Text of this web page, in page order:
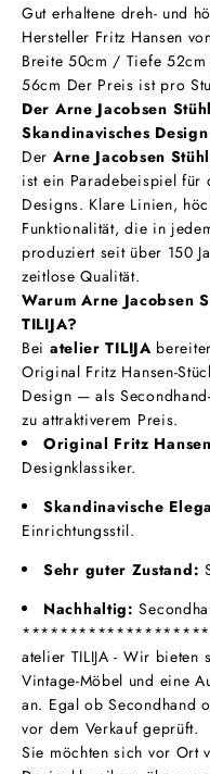
Gut erhaltene dreh- und
Hersteller Fritz Hansen
Breite 50cm / Tiefe
56cm Der Preis ist pro
Der Arne Jacobsen
Skandinavisches
Der Arne Jacobsen
ist ein Paradebeispiel für
Designs. Klare Linien,
Funktionalität, die in
produziert seit über 150
zeitlose Qualität.
Warum Arne Jacobsen
TILIJA?
Bei atelier TILIJA
Original Fritz Hansen-
Design — als
zu attraktiverem Preis.
Original Fritz
Designklassiker.
Skandinavische
Einrichtungsstil.
Sehr guter Zustand:
Nachhaltig:
atelier TILIJA - Wir bieten
Vintage-Möbel und eine
an. Egal ob Secondhand
vor dem Verkauf geprüft.
Sie möchten sich vor Ort